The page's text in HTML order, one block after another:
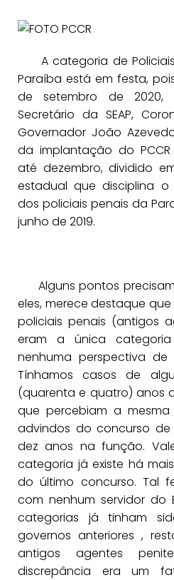
A categoria de
Paraíba está em festa,
de setembro de
Secretário da SEAP,
Governador João
da implantação do
até dezembro, dividido
estadual que disciplina
dos policiais penais da
junho de 2019.
Alguns pontos precisam
eles, merece destaque
policiais penais (antigos
eram a única
nenhuma perspectiva de
Tínhamos casos de
(quarenta e quatro) anos
que percebiam a
advindos do concurso
dez anos na função.
categoria já existe há
do último concurso. Tal
com nenhum servidor do
categorias já tinham
governos anteriores ,
antigos agentes
discrepância era um